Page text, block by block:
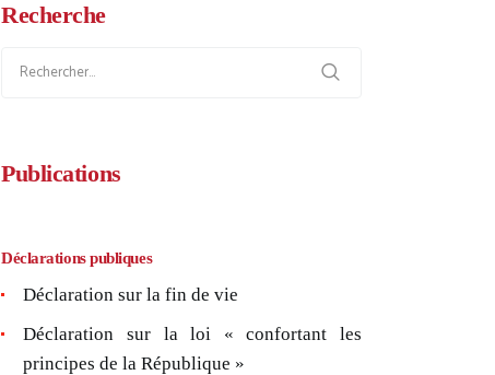
Recherche
Rechercher :
Publications
Déclarations publiques
Déclaration sur la fin de vie
Déclaration sur la loi « confortant les
principes de la République »